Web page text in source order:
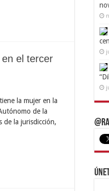
el tercer
la mujer en la
de la
de la jurisdicción,